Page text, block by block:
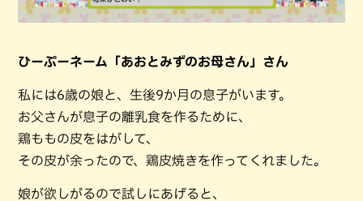
ひーぷーネーム「あおとみずのお母さん」さん
私には6歳の娘と、生後9か月の息子がいます。
お父さんが息子の離乳食を作るために、
鶏ももの皮をはがして、
その皮が余ったので、鶏皮焼きを作ってくれました。
娘が欲しがるので試しにあげると、